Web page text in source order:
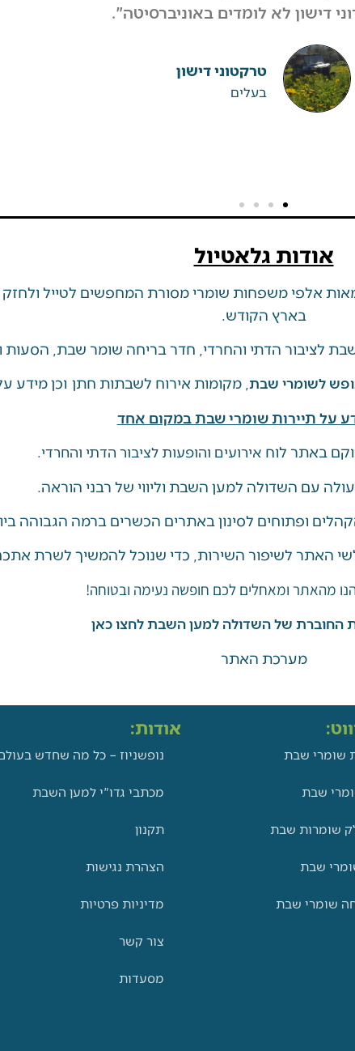
לא לומדים באוניברסיטה".
טרקטוני דישון
בעלים
אודות גלאטיול
אלפי משפחות שומרי מסורת המחפשים לטייל ולחזק
בארץ הקודש.
לציבור הדתי והחרדי, חדר בריחה שומר שבת,
לשומרי שבת , מקומות אירוח לשבתות חתן וכן מידע
על תיירות שומרי שבת במקום אחד
באתר לוח אירועים והופעות לציבור הדתי והחרדי.
עם השדולה למען השבת וליווי של רבני הוראה.
ופתוחים לסינון באתרים הכשרים ברמה הגבוהה
האתר לשיפור השירות, כדי שנוכל להמשיך לשרת
מהאתר ומאחלים לכם חופשה נעימה ובטוחה!
החוברת של השדולה למען השבת לחצו כאן
מערכת האתר
שומרי שבת
שבת
שומרות שבת
שבת
שומרי שבת
אודות:
נופשניוז – כל מה שחדש
מכתבי גדו"י למען השבת
תקנון
הצהרת נגישות
מדיניות פרטיות
צור קשר
מסעדות